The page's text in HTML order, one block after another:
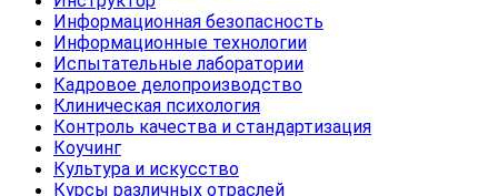
Информационная безопасность
Информационные технологии
Испытательные лаборатории
Кадровое делопроизводство
Клиническая психология
Контроль качества и стандартизация
Коучинг
Культура и искусство
Курсы различных отраслей